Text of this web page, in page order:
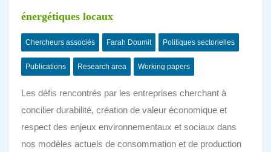
énergétiques locaux
Chercheurs associés Farah Doumit Politiques sectorielles
Publications Research area Working papers
Les défis rencontrés par les entreprises cherchant à
concilier durabilité, création de valeur économique et
respect des enjeux environnementaux et sociaux dans
nos modèles actuels de consommation et de production